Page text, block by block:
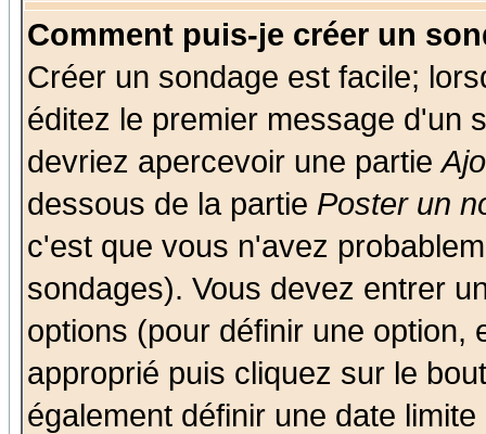
Comment puis-je créer un
Créer un sondage est facile;
éditez le premier message d'un
devriez apercevoir une partie
dessous de la partie Poster un
c'est que vous n'avez
sondages). Vous devez entrer
options (pour définir une option,
approprié puis cliquez sur le
également définir une date